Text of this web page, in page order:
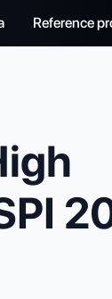
Reference